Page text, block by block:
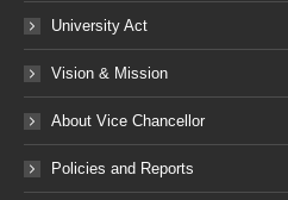
University Act
Vision & Mission
About Vice Chancellor
Policies and Reports